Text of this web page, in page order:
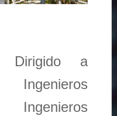
Dirigido a